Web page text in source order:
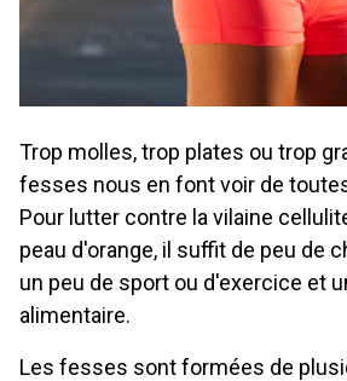
Trop molles, trop plates ou trop
fesses nous en font voir de
Pour lutter contre la vilaine
peau d'orange, il suffit de peu de
un peu de sport ou d'exercice et
alimentaire.
Les fesses sont formées de